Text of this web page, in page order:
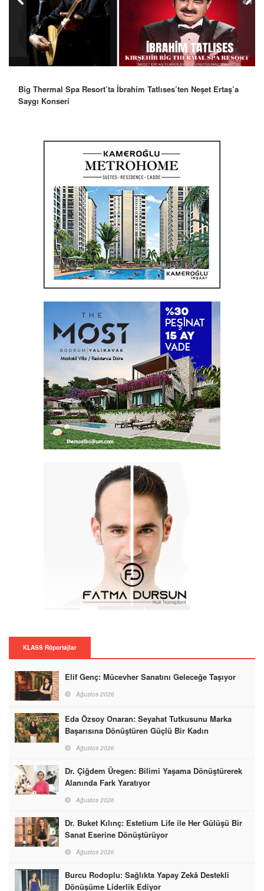
Big Thermal Spa Resort’ta İbrahim Tatlıses’ten Neşet Ertaş’a
Saygı Konseri
KLASS Röportajlar
Elif Genç: Mücevher Sanatını Geleceğe Taşıyor
Ağustos 2026
Eda Özsoy Onaran: Seyahat Tutkusunu Marka
Başarısına Dönüştüren Güçlü Bir Kadın
Ağustos 2026
Dr. Çiğdem Üregen: Bilimi Yaşama Dönüştürerek
Alanında Fark Yaratıyor
Ağustos 2026
Dr. Buket Kılınç: Estetium Life ile Her Gülüşü Bir
Sanat Eserine Dönüştürüyor
Ağustos 2026
Burcu Rodoplu: Sağlıkta Yapay Zekâ Destekli
Dönüşüme Liderlik Ediyor